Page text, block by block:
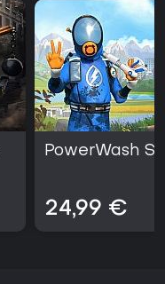
PowerWash
24,99 €